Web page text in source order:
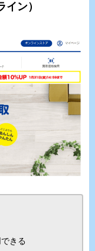
ン）
きる